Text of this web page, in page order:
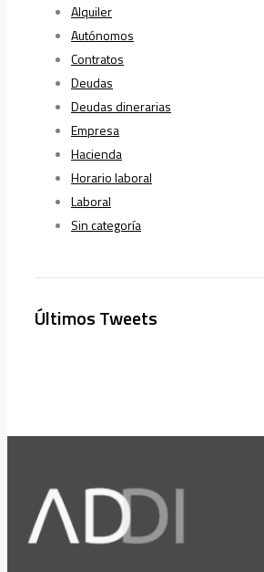
Alquiler
Autónomos
Contratos
Deudas
Deudas dinerarias
Empresa
Hacienda
Horario laboral
Laboral
Sin categoría
Últimos Tweets